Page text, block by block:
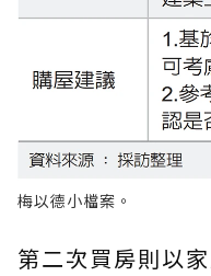
梅以德小檔案。
第二次買房則以